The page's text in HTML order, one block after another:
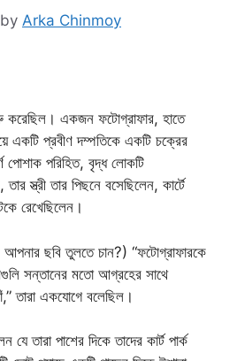
by Arka Chinmoy
করেছিল। একজন ফটোগ্রাফার, হাতে
একটি প্রবীণ দম্পতিকে একটি চক্রের
পোশাক পরিহিত, বৃদ্ধ লোকটি
স্ত্রী তার পিছনে বসেছিলেন, কার্টে
রেখেছিলেন।
ছবি তুলতে চান?) “ফটোগ্রাফারকে
সন্তানের মতো আগ্রহের সাথে
তারা একযোগে বলেছিল।
যে তারা পাশের দিকে তাদের কার্ট পার্ক